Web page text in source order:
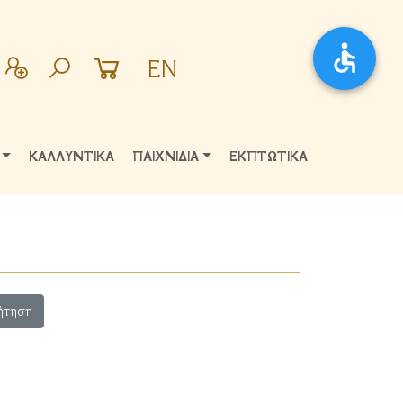
EN
ΚΑΛΛΥΝΤΙΚΑ ΠΑΙΧΝΙΔΙΑ ΕΚΠΤΩΤΙΚΑ